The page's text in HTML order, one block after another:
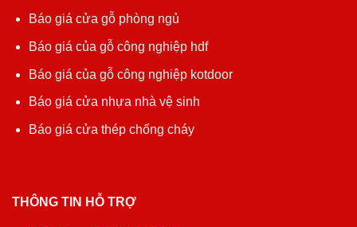
Báo giá cửa gỗ phòng ngủ
Báo giá của gỗ công nghiệp hdf
Báo giá của gỗ công nghiệp kotdoor
Báo giá cửa nhựa nhà vệ sinh
Báo giá cửa thép chống cháy
THÔNG TIN HỖ TRỢ